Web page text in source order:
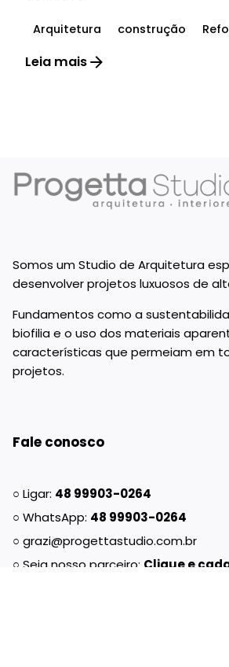
Arquitetura construção
Leia mais
Somos um Studio de Arquitetura
desenvolver projetos luxuosos de
Fundamentos como a
biofilia e o uso dos materiais
características que permeiam em
projetos.
Fale conosco
○ Ligar: 48 99903-0264
○ WhatsApp: 48 99903-0264
○ grazi@progettastudio.com.br
○ Seja nosso parceiro: Clique e